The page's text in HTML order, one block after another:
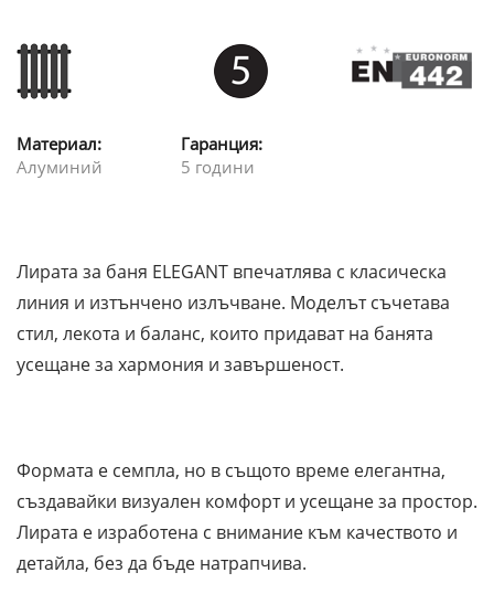
Материал:
Алуминий
Гаранция:
5 години
Лирата за баня ELEGANT впечатлява с класическа
линия и изтънчено излъчване. Моделът съчетава
стил, лекота и баланс, които придават на банята
усещане за хармония и завършеност.
Формата е семпла, но в същото време елегантна,
създавайки визуален комфорт и усещане за простор.
Лирата е изработена с внимание към качеството и
детайла, без да бъде натрапчива.